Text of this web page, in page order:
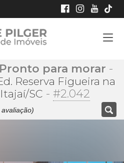
para morar -
Reserva Figueira na
SC - #2.042